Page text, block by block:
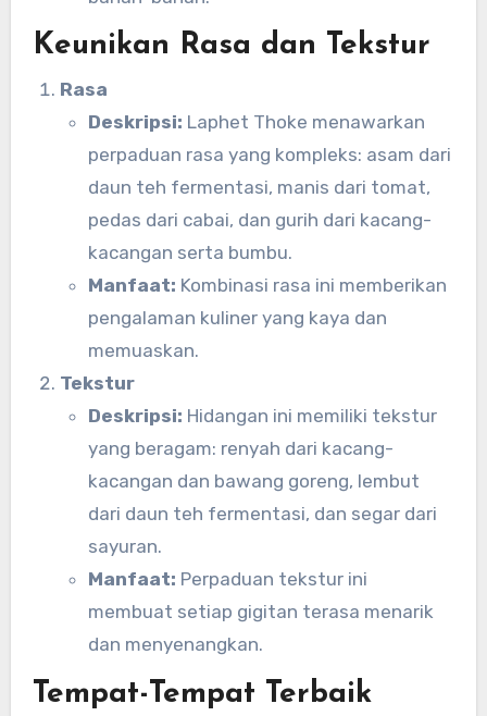
Keunikan Rasa dan Tekstur
Rasa
Deskripsi: Laphet Thoke menawarkan
perpaduan rasa yang kompleks: asam dari
daun teh fermentasi, manis dari tomat,
pedas dari cabai, dan gurih dari kacang-
kacangan serta bumbu.
Manfaat: Kombinasi rasa ini memberikan
pengalaman kuliner yang kaya dan
memuaskan.
Tekstur
Deskripsi: Hidangan ini memiliki tekstur
yang beragam: renyah dari kacang-
kacangan dan bawang goreng, lembut
dari daun teh fermentasi, dan segar dari
sayuran.
Manfaat: Perpaduan tekstur ini
membuat setiap gigitan terasa menarik
dan menyenangkan.
Tempat-Tempat Terbaik